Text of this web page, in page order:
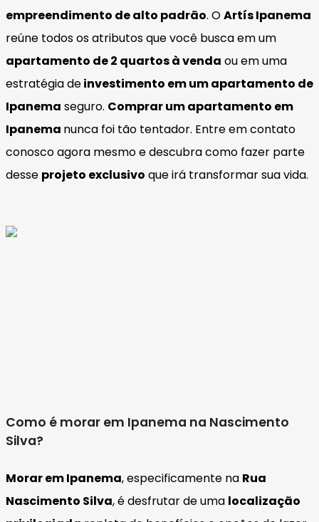
empreendimento de alto padrão. OArtís Ipanema
reúne todos os atributos que você busca em um
apartamento de 2 quartos à venda ou em uma
estratégia deinvestimento em um apartamento de
Ipanema seguro. Comprar um apartamento em
Ipanema nunca foi tão tentador. Entre em contato
conosco agora mesmo e descubra como fazer parte
desse projeto exclusivo que irá transformar sua vida.
Como é morar em Ipanema na Nascimento
Silva?
Morar em Ipanema, especificamente na Rua
Nascimento Silva, é desfrutar de uma localização